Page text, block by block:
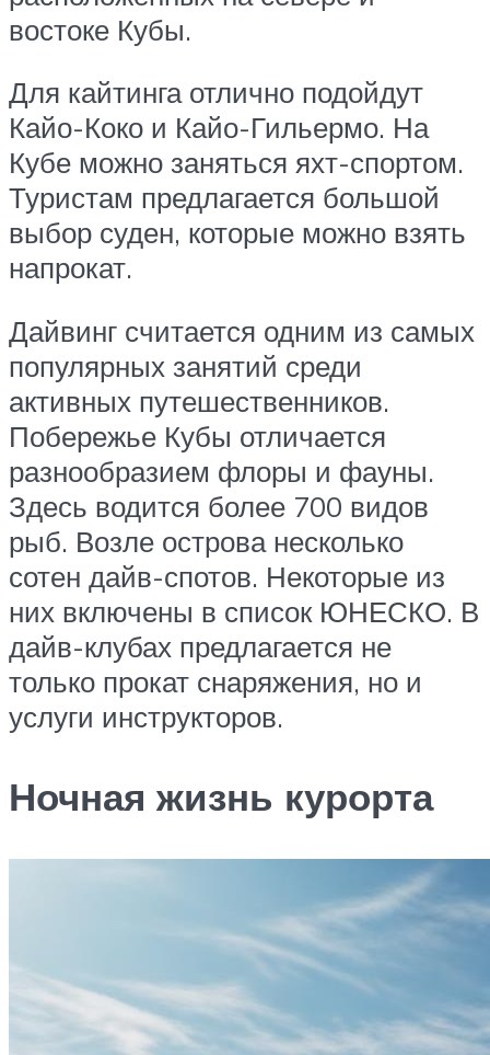
востоке Кубы.
Для кайтинга отлично подойдут
Кайо-Коко и Кайо-Гильермо. На
Кубе можно заняться яхт-спортом.
Туристам предлагается большой
выбор суден, которые можно взять
напрокат.
Дайвинг считается одним из самых
популярных занятий среди
активных путешественников.
Побережье Кубы отличается
разнообразием флоры и фауны.
Здесь водится более 700 видов
рыб. Возле острова несколько
сотен дайв-спотов. Некоторые из
них включены в список ЮНЕСКО. В
дайв-клубах предлагается не
только прокат снаряжения, но и
услуги инструкторов.
Ночная жизнь курорта